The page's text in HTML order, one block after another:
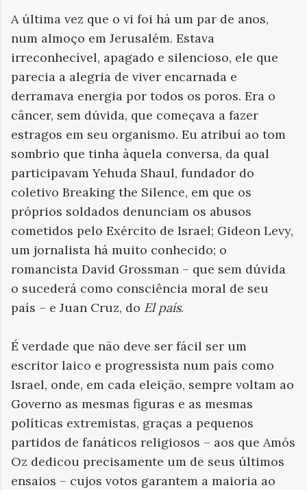
A última vez que o vi foi há um par de anos,
num almoço em Jerusalém. Estava
irreconhecível, apagado e silencioso, ele que
parecia a alegria de viver encarnada e
derramava energia por todos os poros. Era o
câncer, sem dúvida, que começava a fazer
estragos em seu organismo. Eu atribuí ao tom
sombrio que tinha àquela conversa, da qual
participavam Yehuda Shaul, fundador do
coletivo Breaking the Silence, em que os
próprios soldados denunciam os abusos
cometidos pelo Exército de Israel; Gideon Levy,
um jornalista há muito conhecido; o
romancista David Grossman – que sem dúvida
o sucederá como consciência moral de seu
país – e Juan Cruz, do El país.
É verdade que não deve ser fácil ser um
escritor laico e progressista num país como
Israel, onde, em cada eleição, sempre voltam ao
Governo as mesmas figuras e as mesmas
políticas extremistas, graças a pequenos
partidos de fanáticos religiosos – aos que Amós
Oz dedicou precisamente um de seus últimos
ensaios – cujos votos garantem a maioria ao